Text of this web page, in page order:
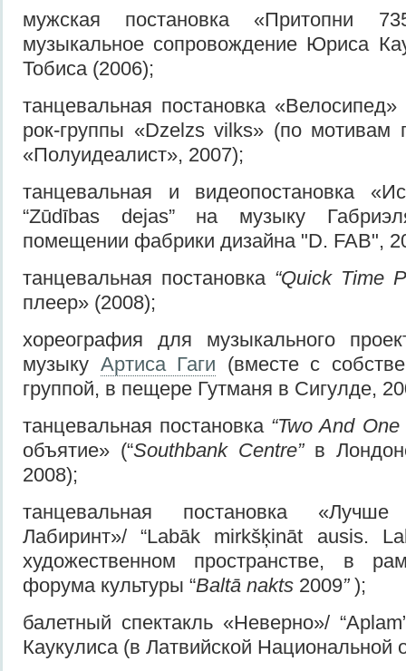
мужская постановка «Притопни
музыкальное сопровождение Юриса
Тобиса (2006);
танцевальная постановка
рок-группы «Dzelzs vilks» (по мотивам
«Полуидеалист», 2007);
танцевальная и видеопостановка
“Zūdības dejas” на музыку
помещении фабрики дизайна "D. FAB",
танцевальная постановка “Quick Time
плеер» (2008);
хореография для музыкального
музыку Артиса Гаги (вместе с
группой, в пещере Гутманя в Сигулде,
танцевальная постановка “Two And One
объятие» (“Southbank Centre”в
2008);
танцевальная постановка
Лабиринт»/ “Labāk mirkšķināt ausis.
художественном пространстве, в
форума культуры “Baltā nakts 2009” );
балетный спектакль «Неверно»/
Каукулиса (в Латвийской Национальной